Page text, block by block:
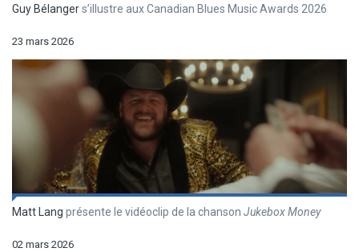
Guy Bélangers’illustre aux Canadian Blues Music Awards 2026
23 mars 2026
Matt Lang présente le vidéoclip de la chanson Jukebox Money
02 mars 2026